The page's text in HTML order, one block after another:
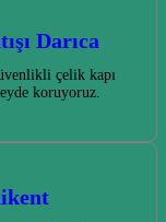
Darıca
çelik kapı
koruyoruz.